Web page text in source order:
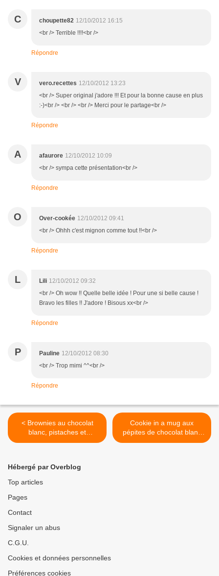
C choupette82 12/10/2012 16:15
<br /> Terrible !!!!<br />
Répondre
V vero.recettes 12/10/2012 13:23
<br /> Super original j'adore !!! Et pour la bonne cause en plus
:-)<br /> <br /> <br /> Merci pour le partage<br />
Répondre
A afaurore 12/10/2012 10:09
<br /> sympa cette présentation<br />
Répondre
O Over-cookée 12/10/2012 09:41
<br /> Ohhh c'est mignon comme tout !!<br />
Répondre
L Lili 12/10/2012 09:32
<br /> Oh wow !! Quelle belle idée ! Pour une si belle cause !
Bravo les filles !! J'adore ! Bisous xx<br />
Répondre
P Pauline 12/10/2012 08:30
<br /> Trop mimi ^^<br />
Répondre
< Brownies au chocolat
blanc, pistaches et
cranberries
Cookie in a mug aux
pépites de chocolat blanc
(cookie dans une tasse) >
Hébergé par Overblog
Top articles
Pages
Contact
Signaler un abus
C.G.U.
Cookies et données personnelles
Préférences cookies